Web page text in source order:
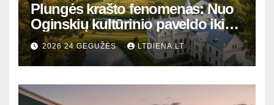
Plungės krašto fenomenas: Nuo
Oginskių kultūrinio paveldo iki
Žemaitijos gamtos perlų
2026 24 GEGUŽĖS LTDIENA.LT